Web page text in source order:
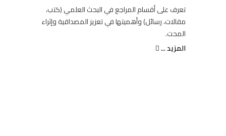
تعرف على أقسام المراجع في البحث العلمي (كتب،
مقالات، رسائل) وأهميتها في تعزيز المصداقية وإثراء
المحت.
المزيد ...